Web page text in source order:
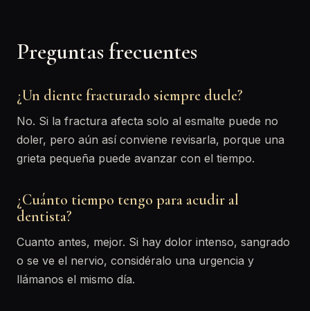
Preguntas frecuentes
¿Un diente fracturado siempre duele?
No. Si la fractura afecta solo al esmalte puede no
doler, pero aún así conviene revisarla, porque una
grieta pequeña puede avanzar con el tiempo.
¿Cuánto tiempo tengo para acudir al
dentista?
Cuanto antes, mejor. Si hay dolor intenso, sangrado
o se ve el nervio, considéralo una urgencia y
llámanos el mismo día.